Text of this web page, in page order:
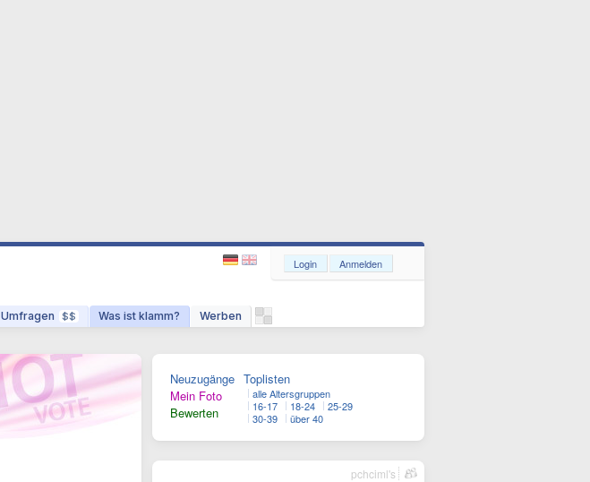
Umfragen $$ Was ist klamm? Werben
Login Anmelden
Neuzugänge
Mein Foto
Bewerten
Toplisten
alle Altersgruppen
16-17
18-24
25-29
30-39
über 40
pchciml's